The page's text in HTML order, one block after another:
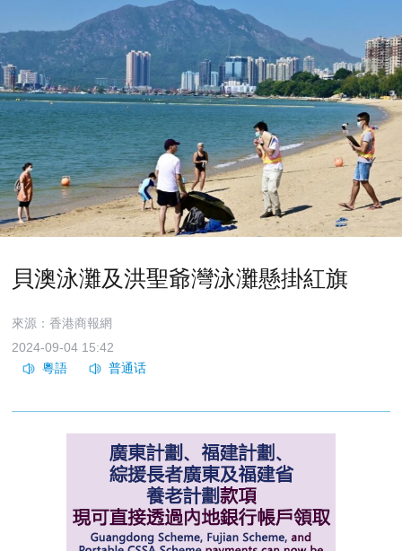
貝澳泳灘及洪聖爺灣泳灘懸掛紅旗
來源：香港商報網
2024-09-04 15:42